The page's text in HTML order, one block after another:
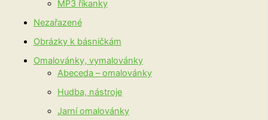
MP3 říkanky
Nezařazené
Obrázky k básničkám
Omalovánky, vymalovánky
Abeceda – omalovánky
Hudba, nástroje
Jarní omalovánky